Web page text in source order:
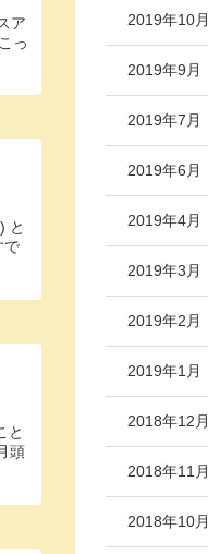
ア
っ
と
で
と
頭
2019年10月
2019年9月
2019年7月
2019年6月
2019年4月
2019年3月
2019年2月
2019年1月
2018年12月
2018年11月
2018年10月